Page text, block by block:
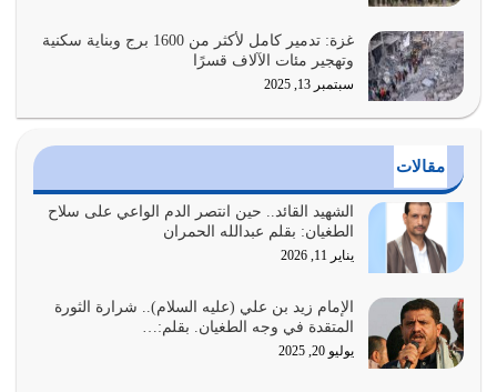
بالأمر بالمعروف والنهي عن…
يوليو 25, 2026
الدين الذي شرعه الله لا يجوز أن يخضع لآرائنا وأهوائنا
أي أمة تتفرق في الدين وتتفرق في كيانها معناه أنها أصبحت
أمة عاجزة عن النهوض…
يوليو 23, 2026
بحبل الله جميعاً وليس كل…
يوليو 22, 2026
غزة: تدمير كامل لأكثر من 1600 برج وبناية سكنية
وتهجير مئات الآلاف قسرًا
سبتمبر 13, 2025
مقالات
الشهيد القائد.. حين انتصر الدم الواعي على سلاح
الطغيان: بقلم عبدالله الحمران
يناير 11, 2026
الإمام زيد بن علي (عليه السلام).. شرارة الثورة
المتقدة في وجه الطغيان. بقلم:…
يوليو 20, 2025